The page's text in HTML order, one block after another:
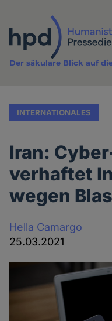
Inhalt
Der säkulare Blick auf
INTERNATIONALES
Iran:
verhaftet
wegen
Hella Camargo
25.03.2021